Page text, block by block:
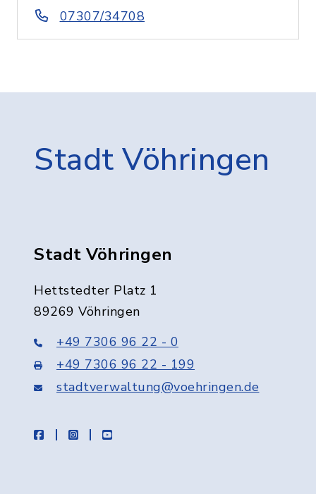
07307/34708
Stadt Vöhringen
Stadt Vöhringen
Hettstedter Platz 1
89269 Vöhringen
+49 7306 96 22 - 0
+49 7306 96 22 - 199
stadtverwaltung@voehringen.de
facebookinstagramyoutube